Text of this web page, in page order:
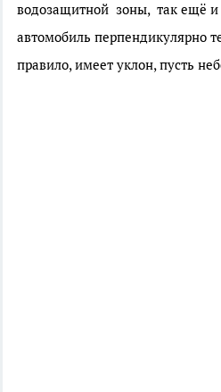
водозащитной зоны, так ещё и
автомобиль перпендикулярно
правило, имеет уклон, пусть